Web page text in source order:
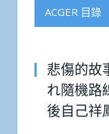
ACGER 目錄
悲傷的故
れ隨機路
後自己祥